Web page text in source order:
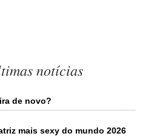
notícias
de novo?
mais sexy do mundo 2026